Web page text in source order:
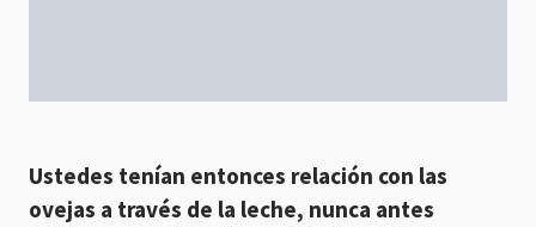
Ustedes tenían entonces relación con las
ovejas a través de la leche, nunca antes